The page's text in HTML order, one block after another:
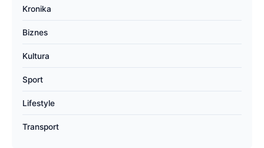
Kronika
Biznes
Kultura
Sport
Lifestyle
Transport